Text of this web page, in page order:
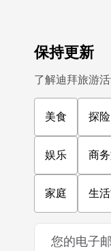
保持更新
了解迪拜旅游
美食 探险
娱乐 商
家庭 生